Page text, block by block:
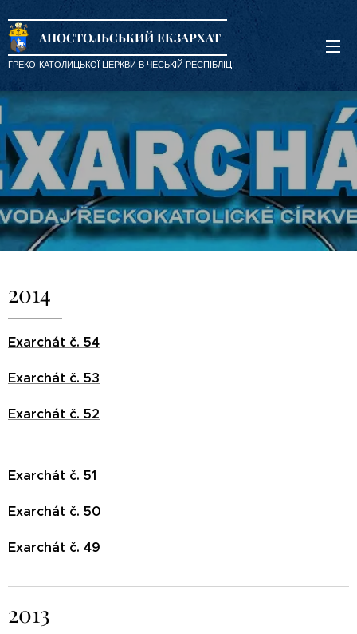
АПОСТОЛЬСЬКИЙ ЕКЗАРХАТ
ГРЕКО-КАТОЛИЦЬКОЇ ЦЕРКВИ В ЧЕСЬКІЙ РЕСПІБЛІЦІ
2014
Exarchát č. 54
Exarchát č. 53
Exarchát č. 52
Exarchát č. 51
Exarchát č. 50
Exarchát č. 49
2013